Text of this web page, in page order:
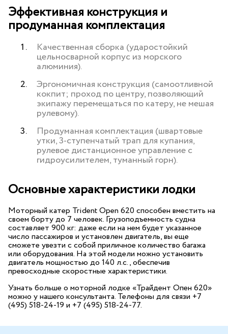
Эффективная конструкция и
продуманная комплектация
Качественная сборка (ударостойкий
цельносварной корпус из морского
алюминия).
Эргономичная конструкция (самоотливной
кокпит; проход по центру, позволяющий
экипажу перемещаться по катеру, не мешая
рулевому).
Продуманная комплектация (швартовые
утки, 3-ступенчатый трап для купания,
рулевое дистанционное управление с
гидроусилителем, туманный горн).
Основные характеристики лодки
Моторный катер Trident Open 620 способен вместить на
своем борту до 7 человек. Грузоподъемность судна
составляет 900 кг: даже если на нем будет указанное
число пассажиров и установлен двигатель, вы еще
сможете увезти с собой приличное количество багажа
или оборудования. На этой модели можно установить
двигатель мощностью до 140 л.с., обеспечив
превосходные скоростные характеристики.
Узнать больше о моторной лодке «Трайдент Опен 620»
можно у нашего консультанта. Телефоны для связи +7
(495) 518-24-19 и +7 (495) 518-24-77.